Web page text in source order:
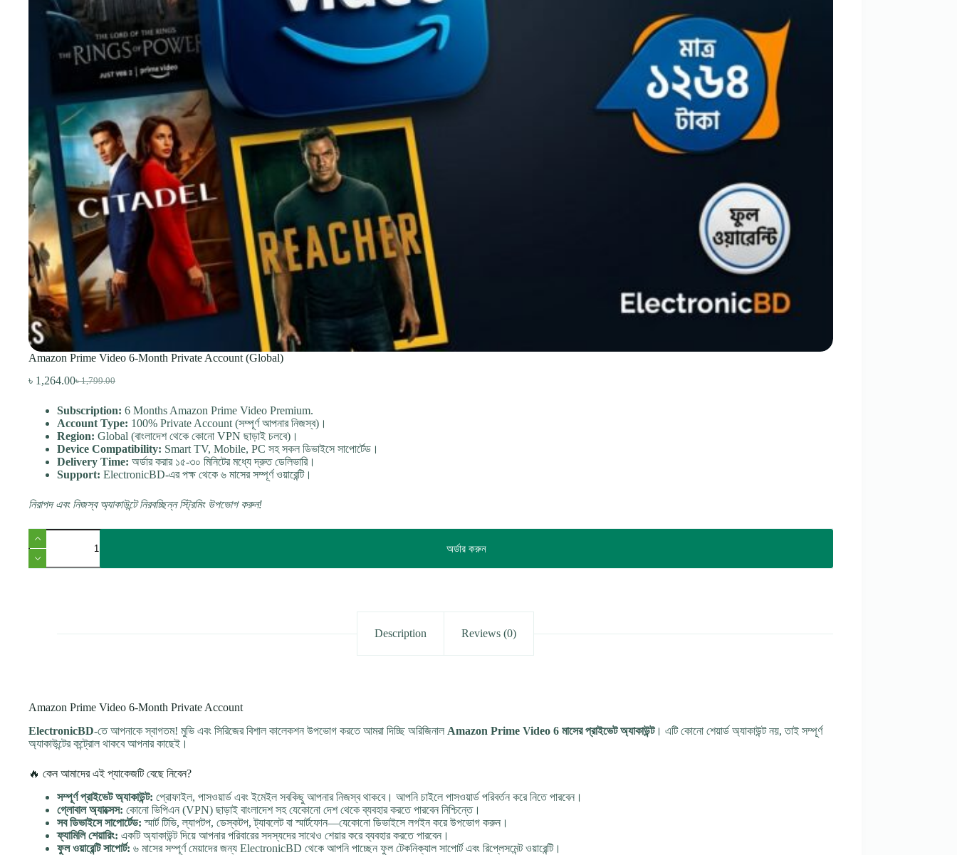
Amazon Prime Video 6-Month Private Account (Global)
৳1,799.00
Original
was:
৳ 1,799.00.
৳ 1,264.00Current
is:
৳ 1,264.00.
Subscription: 6 Months Amazon Prime Video Premium.
Account Type: 100% Private Account (সম্পূর্ণ আপনার নিজস্ব)।
Region: Global (বাংলাদেশ থেকে কোনো VPN ছাড়াই চলবে)।
Device Compatibility: Smart TV, Mobile, PC সহ সকল ডিভাইসে সাপোর্টেড।
Delivery Time: অর্ডার করার ১৫-৩০ মিনিটের মধ্যে দ্রুত ডেলিভারি।
Support: ElectronicBD-এর পক্ষ থেকে ৬ মাসের সম্পূর্ণ ওয়ারেন্টি।
নিরাপদ এবং নিজস্ব অ্যাকাউন্টে নিরবচ্ছিন্ন স্ট্রিমিং উপভোগ করুন!
Amazon
Prime
Video
6-
quantity
অর্ডার করুন
Description Reviews (0)
Amazon Prime Video 6-Month Private Account
ElectronicBD-তে আপনাকে স্বাগতম! মুভি এবং সিরিজের বিশাল কালেকশন উপভোগ করতে আমরা দিচ্ছি অরিজিনাল Amazon Prime Video 6 মাসের প্রাইভেট অ্যাকাউন্ট। এটি কোনো শেয়ার্ড অ্যাকাউন্ট নয়, তাই সম্পূর্ণ
অ্যাকাউন্টের কন্ট্রোল থাকবে আপনার কাছেই।
🔥 কেন আমাদের এই প্যাকেজটি বেছে নিবেন?
সম্পূর্ণ প্রাইভেট অ্যাকাউন্ট: প্রোফাইল, পাসওয়ার্ড এবং ইমেইল সবকিছু আপনার নিজস্ব থাকবে। আপনি চাইলে পাসওয়ার্ড পরিবর্তন করে নিতে পারবেন।
গ্লোবাল অ্যাক্সেস: কোনো ভিপিএন (VPN) ছাড়াই বাংলাদেশ সহ যেকোনো দেশ থেকে ব্যবহার করতে পারবেন নিশ্চিন্তে।
সব ডিভাইসে সাপোর্টেড: স্মার্ট টিভি, ল্যাপটপ, ডেস্কটপ, ট্যাবলেট বা স্মার্টফোন—যেকোনো ডিভাইসে লগইন করে উপভোগ করুন।
ফ্যামিলি শেয়ারিং: একটি অ্যাকাউন্ট দিয়ে আপনার পরিবারের সদস্যদের সাথেও শেয়ার করে ব্যবহার করতে পারবেন।
ফুল ওয়ারেন্টি সাপোর্ট: ৬ মাসের সম্পূর্ণ মেয়াদের জন্য ElectronicBD থেকে আপনি পাচ্ছেন ফুল টেকনিক্যাল সাপোর্ট এবং রিপ্লেসমেন্ট ওয়ারেন্টি।